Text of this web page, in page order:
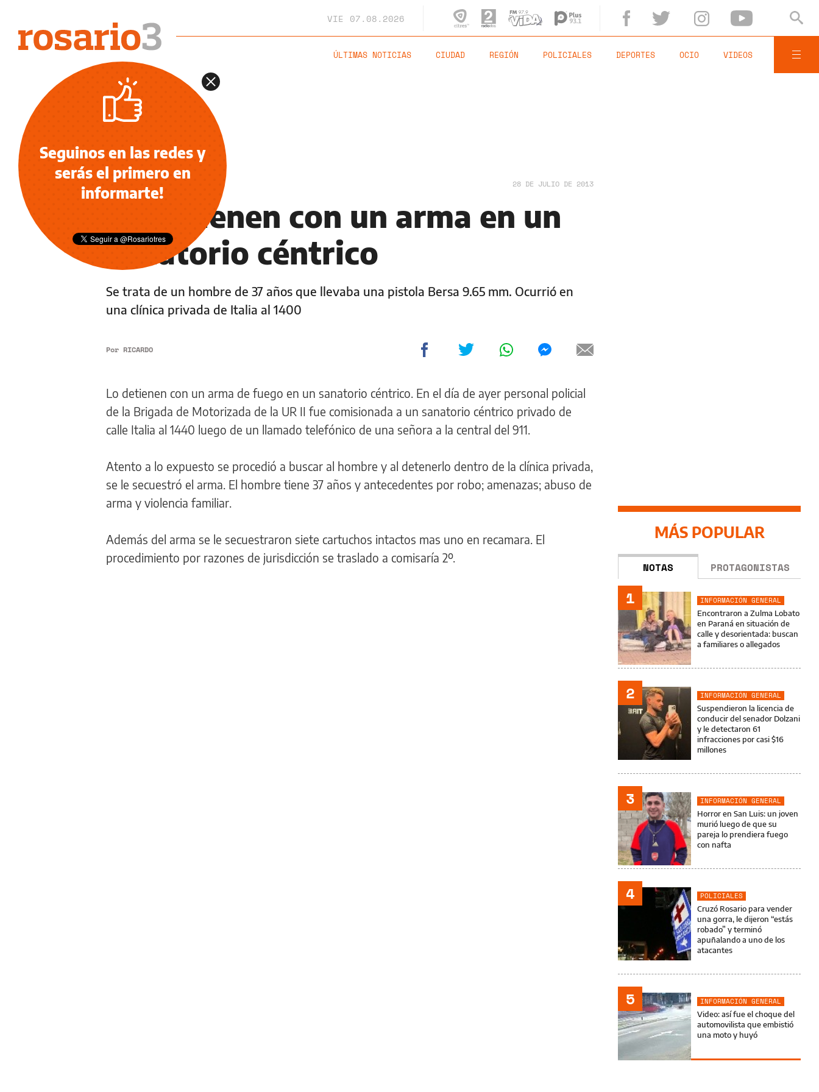
VIE 07.08.2026
ÚLTIMAS NOTICIAS CIUDAD REGIÓN POLICIALES DEPORTES OCIO VIDEOS
NOTICIAS 28 DE JULIO DE 2013
Lo detienen con un arma en un
sanatorio céntrico
Se trata de un hombre de 37 años que llevaba una pistola Bersa 9.65 mm. Ocurrió en
una clínica privada de Italia al 1400
Por RICARDO
Lo detienen con un arma de fuego en un sanatorio céntrico. En el día de ayer personal policial
de la Brigada de Motorizada de la UR II fue comisionada a un sanatorio céntrico privado de
calle Italia al 1440 luego de un llamado telefónico de una señora a la central del 911.
Atento a lo expuesto se procedió a buscar al hombre y al detenerlo dentro de la clínica privada,
se le secuestró el arma. El hombre tiene 37 años y antecedentes por robo; amenazas; abuso de
arma y violencia familiar.
Además del arma se le secuestraron siete cartuchos intactos mas uno en recamara. El
procedimiento por razones de jurisdicción se traslado a comisaría 2º.
MÁS POPULAR
NOTAS PROTAGONISTAS
1
INFORMACIÓN GENERAL
Encontraron a Zulma Lobato
en Paraná en situación de
calle y desorientada: buscan
a familiares o allegados
2
INFORMACIÓN GENERAL
Suspendieron la licencia de
conducir del senador Dolzani
y le detectaron 61
infracciones por casi $16
millones
3
INFORMACIÓN GENERAL
Horror en San Luis: un joven
murió luego de que su
pareja lo prendiera fuego
con nafta
4
POLICIALES
Cruzó Rosario para vender
una gorra, le dijeron “estás
robado” y terminó
apuñalando a uno de los
atacantes
5
INFORMACIÓN GENERAL
Video: así fue el choque del
automovilista que embistió
una moto y huyó
Seguinos en las redes y
serás el primero en
informarte!